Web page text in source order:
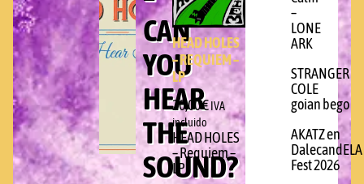
CAN
YOU
HEAR
THE
SOUND?
HEAD HOLES
– REQUIEM –
LP
20,00€ IVA
incluido
HEAD HOLES
– Requiem –
LP
–
LONE
ARK
STRANGER
COLE
goian bego
AKATZ en
DalecandELA
Fest 2026